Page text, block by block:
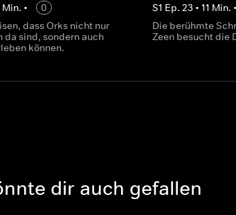
Min. •
0
dass Orks nicht nur
da sind, sondern auch
können.
S1 Ep.23 •11 Min. •
Die berühmte
Zeen besucht die
dir auch gefallen